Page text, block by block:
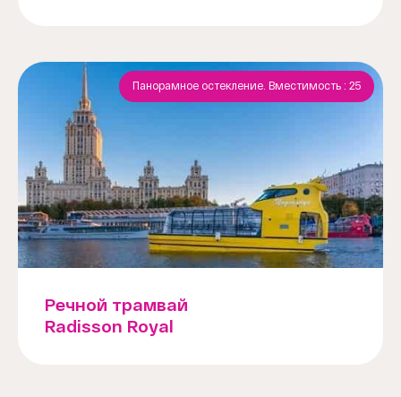
Панорамное остекление. Вместимость : 25
Речной трамвай
Radisson Royal